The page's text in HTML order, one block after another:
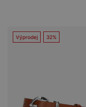
Výprodej 32%